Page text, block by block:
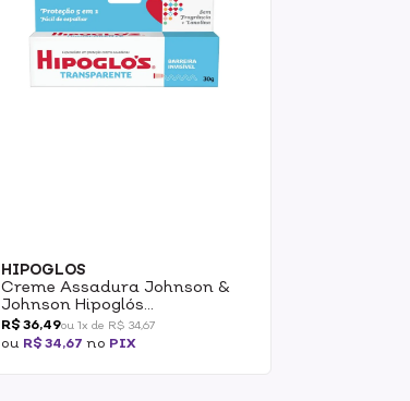
HIPOGLOS
Creme Assadura Johnson &
Johnson Hipoglós
Transparente 30g
R$ 36,49ou 1x de R$ 34,67
ou R$ 34,67 no PIX